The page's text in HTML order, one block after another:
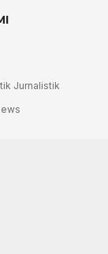
Jurnalistik